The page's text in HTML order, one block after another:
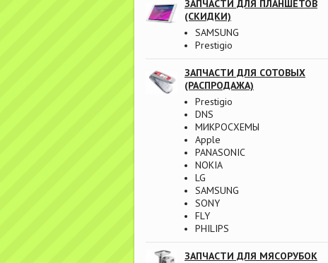
ЗАПЧАСТИ ДЛЯ ПЛАНШЕТОВ
(СКИДКИ)
SAMSUNG
Prestigio
ЗАПЧАСТИ ДЛЯ СОТОВЫХ
(РАСПРОДАЖА)
Prestigio
DNS
МИКРОСХЕМЫ
Apple
PANASONIC
NOKIA
LG
SAMSUNG
SONY
FLY
PHILIPS
ЗАПЧАСТИ ДЛЯ МЯСОРУБОК